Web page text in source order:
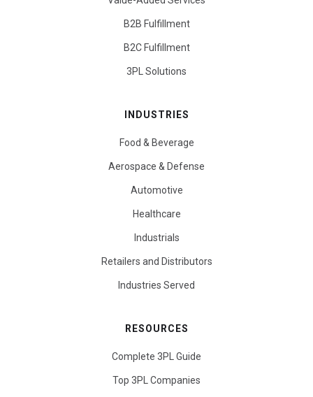
B2B Fulfillment
B2C Fulfillment
3PL Solutions
INDUSTRIES
Food & Beverage
Aerospace & Defense
Automotive
Healthcare
Industrials
Retailers and Distributors
Industries Served
RESOURCES
Complete 3PL Guide
Top 3PL Companies